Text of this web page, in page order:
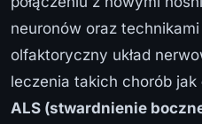
neuronów oraz
olfaktoryczny układ
leczenia takich chorób jak
ALS (stwardnienie